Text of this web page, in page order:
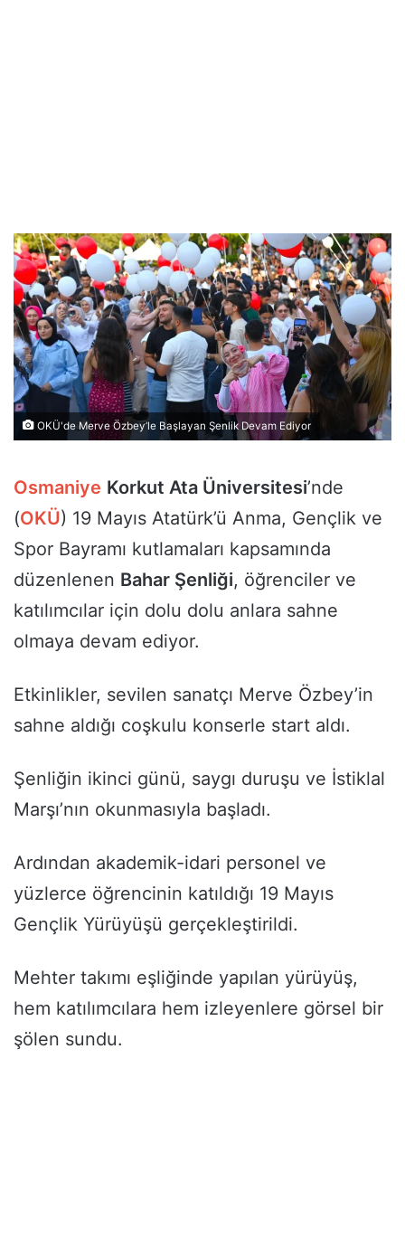
OKÜ'de Merve Özbey’le Başlayan Şenlik Devam Ediyor
Osmaniye Korkut Ata Üniversitesi’nde
(OKÜ) 19 Mayıs Atatürk’ü Anma, Gençlik ve
Spor Bayramı kutlamaları kapsamında
düzenlenen Bahar Şenliği, öğrenciler ve
katılımcılar için dolu dolu anlara sahne
olmaya devam ediyor.
Etkinlikler, sevilen sanatçı Merve Özbey’in
sahne aldığı coşkulu konserle start aldı.
Şenliğin ikinci günü, saygı duruşu ve İstiklal
Marşı’nın okunmasıyla başladı.
Ardından akademik-idari personel ve
yüzlerce öğrencinin katıldığı 19 Mayıs
Gençlik Yürüyüşü gerçekleştirildi.
Mehter takımı eşliğinde yapılan yürüyüş,
hem katılımcılara hem izleyenlere görsel bir
şölen sundu.